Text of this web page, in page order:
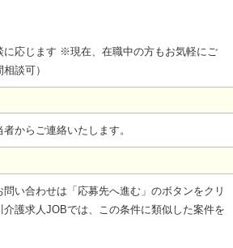
応じます ※現在、在職中の方もお気軽にご
談可）
からご連絡いたします。
い合わせは「応募先へ進む」のボタンをクリ
介護求人JOBでは、この条件に類似した案件を